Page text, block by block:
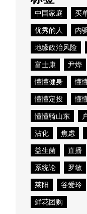
中国家庭 买
优秀的人
内
地缘政治风险
富士康
尹烨
懂懂健身
懂
懂懂定投
懂
懂懂骑山东
沾化
焦虑
益生菌
直播
系统论
罗敏
莱阳
谷爱玲
鲜花团购